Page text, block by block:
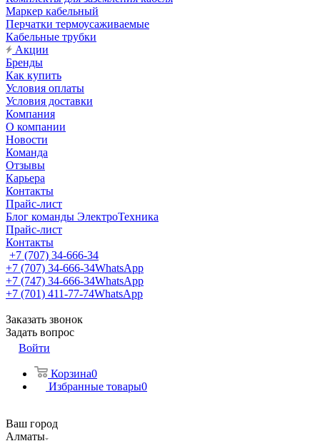
Маркер кабельный
Перчатки термоусаживаемые
Кабельные трубки
Акции
Бренды
Как купить
Условия оплаты
Условия доставки
Компания
О компании
Новости
Команда
Отзывы
Карьера
Контакты
Прайс-лист
Блог команды ЭлектроТехника
Прайс-лист
Контакты
+7 (707) 34-666-34
+7 (707) 34-666-34WhatsApp
+7 (747) 34-666-34WhatsApp
+7 (701) 411-77-74WhatsApp
Заказать звонок
Задать вопрос
Войти
Корзина0
Избранные товары0
Ваш город
Алматы